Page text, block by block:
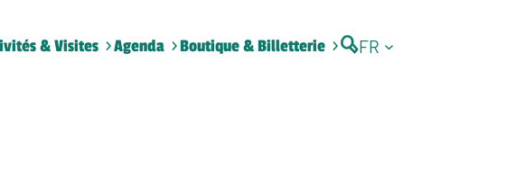
& Visites Agenda Boutique & Billetterie FR